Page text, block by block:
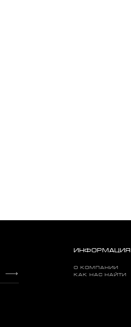
ИНФОРМАЦИЯ
О КОМПАНИИ
КАК НАС НАЙТИ